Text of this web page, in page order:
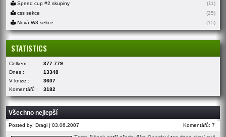
Speed cup #2 skupiny
(11)
css sekce
(25)
Nová W3 sekce
(15)
STATISTICS
Celkem :
377 779
Dnes :
13348
V knize :
3607
Komentářů :
3182
Všechno nejlepší
Posted by: Dragi | 03.06.2007 Komentářů: 7